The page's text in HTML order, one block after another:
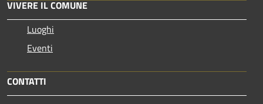
VIVERE IL COMUNE
Luoghi
Eventi
CONTATTI